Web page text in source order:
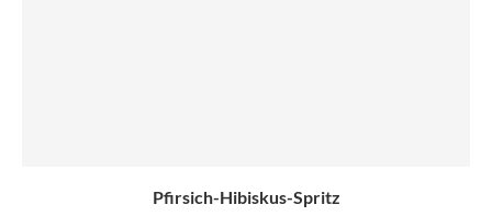
Pfirsich-Hibiskus-Spritz